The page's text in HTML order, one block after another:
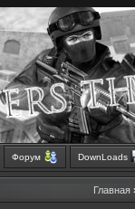
Форум DownLoads
Главная